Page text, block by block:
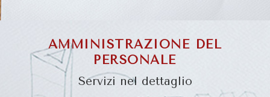
AMMINISTRAZIONE DEL
PERSONALE
Servizi nel dettaglio